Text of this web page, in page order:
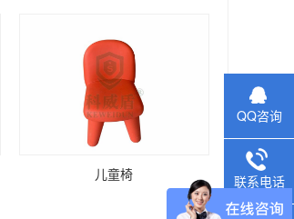
儿童椅
QQ咨询
联系电话